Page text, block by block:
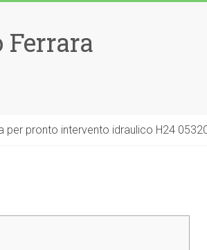
per pronto intervento idraulico H24